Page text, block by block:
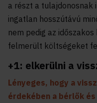
a részt a tulajdonosnak
ingatlan hosszútávú
nem pedig az
felmerült költségeket
+1: elkerülni a
Lényeges, hogy a
érdekében a bérlők